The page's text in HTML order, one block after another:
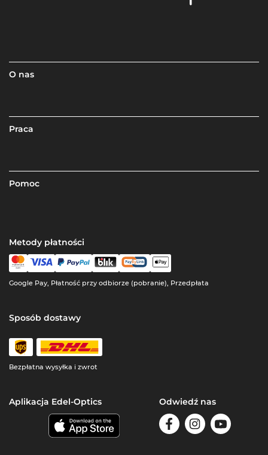
O nas
Praca
Pomoc
Metody płatności
Google Pay, Płatność przy odbiorze (pobranie), Przedpłata
Sposób dostawy
Bezpłatna wysyłka i zwrot
Aplikacja Edel-Optics Odwiedź nas